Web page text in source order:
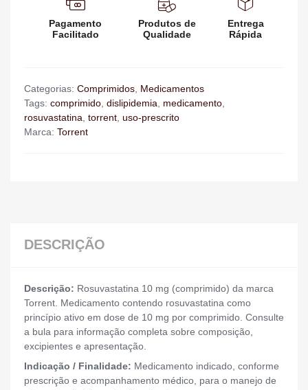
Pagamento
Facilitado
Produtos de
Qualidade
Entrega
Rápida
Categorias: Comprimidos, Medicamentos
Tags: comprimido, dislipidemia, medicamento,
rosuvastatina, torrent, uso-prescrito
Marca: Torrent
DESCRIÇÃO
Descrição: Rosuvastatina 10 mg (comprimido) da marca
Torrent. Medicamento contendo rosuvastatina como
princípio ativo em dose de 10 mg por comprimido. Consulte
a bula para informação completa sobre composição,
excipientes e apresentação.
Indicação / Finalidade: Medicamento indicado, conforme
prescrição e acompanhamento médico, para o manejo de